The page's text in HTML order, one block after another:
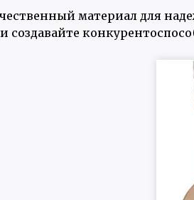
материал для
создавайте